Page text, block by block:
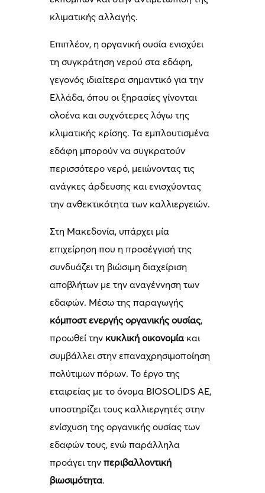
κλιματικής αλλαγής.
Επιπλέον, η οργανική ουσία ενισχύει
τη συγκράτηση νερού στα εδάφη,
γεγονός ιδιαίτερα σημαντικό για την
Ελλάδα, όπου οι ξηρασίες γίνονται
ολοένα και συχνότερες λόγω της
κλιματικής κρίσης. Τα εμπλουτισμένα
εδάφη μπορούν να συγκρατούν
περισσότερο νερό, μειώνοντας τις
ανάγκες άρδευσης και ενισχύοντας
την ανθεκτικότητα των καλλιεργειών.
Στη Μακεδονία, υπάρχει μία
επιχείρηση που η προσέγγισή της
συνδυάζει τη βιώσιμη διαχείριση
αποβλήτων με την αναγέννηση των
εδαφών. Μέσω της παραγωγής
κόμποστ ενεργής οργανικής ουσίας,
προωθεί την κυκλική οικονομία και
συμβάλλει στην επαναχρησιμοποίηση
πολύτιμων πόρων. Το έργο της
εταιρείας με το όνομα BIOSOLIDS ΑΕ,
υποστηρίζει τους καλλιεργητές στην
ενίσχυση της οργανικής ουσίας των
εδαφών τους, ενώ παράλληλα
προάγει τηνπεριβαλλοντική
βιωσιμότητα.